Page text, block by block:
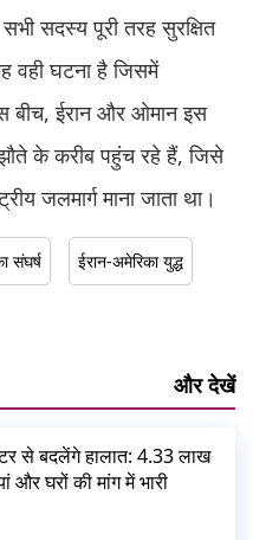
सदस्य पूरी तरह सुरक्षित
वही घटना है जिसमें
बीच, ईरान और ओमान इस
के करीब पहुंच रहे हैं, जिसे
जलमार्ग माना जाता था।
संघर्ष ईरान-अमेरिका युद्ध
और देखें
से बदलेंगे हालात: 4.33 लाख
और घरों की मांग में भारी